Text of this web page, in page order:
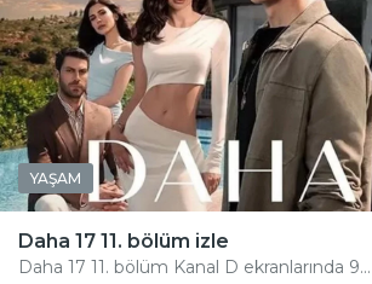
YAŞAM
Daha 17 11. bölüm izle
Daha 17 11. bölüm Kanal D ekranlarında 9...